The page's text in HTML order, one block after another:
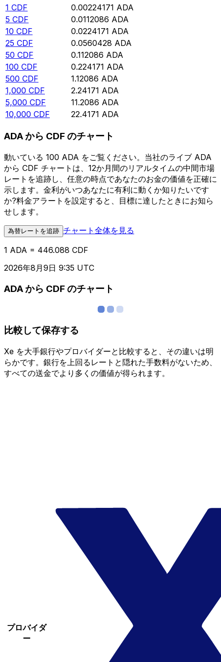
1 CDF 0.00224171 ADA
5 CDF 0.0112086 ADA
10 CDF 0.0224171 ADA
25 CDF 0.0560428 ADA
50 CDF 0.112086 ADA
100 CDF 0.224171 ADA
500 CDF 1.12086 ADA
1,000 CDF 2.24171 ADA
5,000 CDF 11.2086 ADA
10,000 CDF 22.4171 ADA
ADA から CDF のチャート
動いている 100 ADA をご覧ください。当社のライブ ADA
から CDF チャートは、12か月間のリアルタイムの中間市場
レートを追跡し、任意の時点であなたのお金の価値を正確に
示します。金利がいつあなたに有利に動くか知りたいです
か?料金アラートを設定すると、目標に達したときにお知ら
せします。
為替レートを追跡 チャート全体を見る
1 ADA = 446.088 CDF
2026年8月9日 9:35 UTC
ADA から CDF のチャート
比較して保存する
Xe を大手銀行やプロバイダーと比較すると、その違いは明
らかです。銀行を上回るレートと隠れた手数料がないため、
すべての送金でより多くの価値が得られます。
プロバイダ
ー